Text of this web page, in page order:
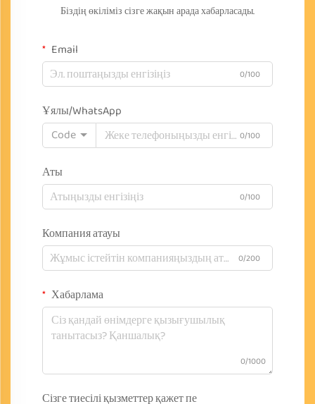
Біздің өкіліміз сізге жақын арада хабарласады.
Email
0/100
Ұялы/WhatsApp
Code
0/100
Аты
0/100
Компания атауы
0/200
Хабарлама
0/1000
Сізге тиесілі қызметтер қажет пе